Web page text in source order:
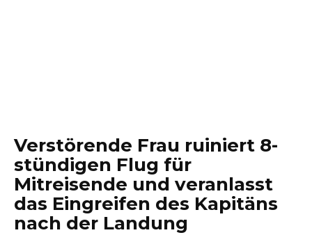
Verstörende Frau ruiniert 8-
stündigen Flug für
Mitreisende und veranlasst
das Eingreifen des Kapitäns
nach der Landung